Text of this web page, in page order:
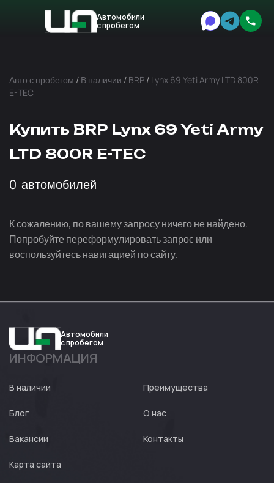
Автомобили
с пробегом
Авто с пробегом / В наличии / BRP / Lynx 69 Yeti Army LTD 800R
E-TEC
Купить BRP Lynx 69 Yeti Army
LTD 800R E-TEC
0 автомобилей
К сожалению, по вашему запросу ничего не найдено.
Попробуйте переформулировать запрос или
воспользуйтесь навигацией по сайту.
Авто
Автомобили
с пробегом
ИНФОРМАЦИЯ
В наличии Преимущества
Блог О нас
Вакансии Контакты
Карта сайта